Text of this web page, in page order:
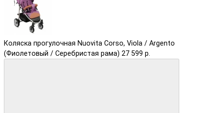
Коляска прогулочная Nuovita Corso, Viola / Argento
(Фиолетовый / Серебристая рама) 27 599 р.